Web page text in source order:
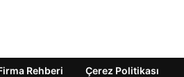
Rehberi Çerez Politikası